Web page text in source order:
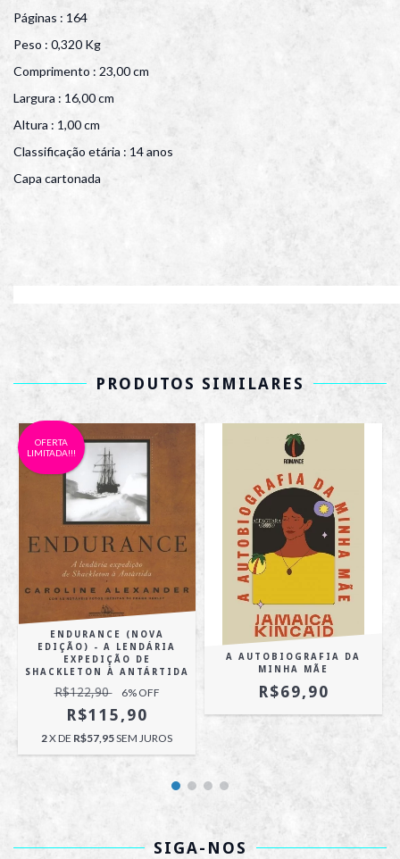
Páginas : 164
Peso : 0,320 Kg
Comprimento : 23,00 cm
Largura : 16,00 cm
Altura : 1,00 cm
Classificação etária : 14 anos
Capa cartonada
PRODUTOS SIMILARES
OFERTA
LIMITADA!!!
ENDURANCE (NOVA
EDIÇÃO) - A LENDÁRIA
EXPEDIÇÃO DE
SHACKLETON À ANTÁRTIDA
R$122,90 6% OFF
R$115,90
2X DE R$57,95SEM JUROS
A AUTOBIOGRAFIA DA
MINHA MÃE
R$69,90
SIGA-NOS